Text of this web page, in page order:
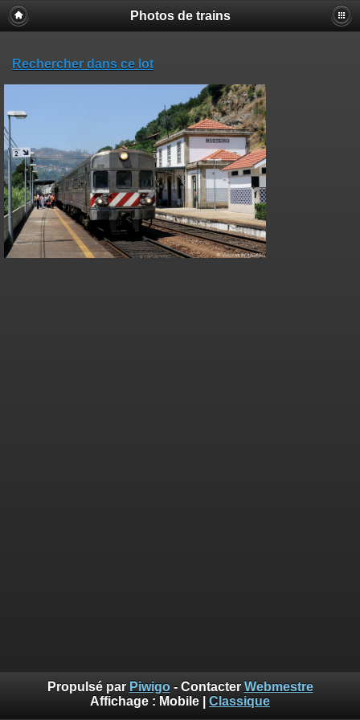
Photos de trains
Rechercher dans ce lot
Propulsé par Piwigo- Contacter Webmestre
Affichage : Mobile Classique